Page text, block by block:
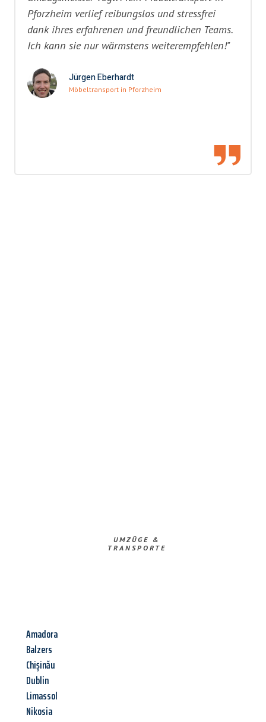
Pforzheim verlief reibungslos und stressfrei
dank ihres erfahrenen und freundlichen Teams.
Ich kann sie nur wärmstens weiterempfehlen!"
Jürgen Eberhardt
Möbeltransport in Pforzheim
UMZÜGE &
TRANSPORTE
Amadora
Balzers
Chișinău
Dublin
Limassol
Nikosia